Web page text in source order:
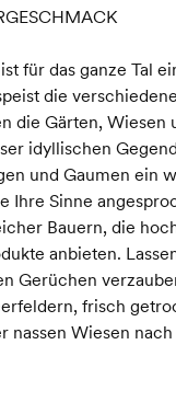
für das ganze Tal
die
die Gärten, Wiesen
idyllischen
und Gaumen ein
Ihre Sinne
Bauern, die
anbieten.
Gerüchen
frisch
nassen Wiesen